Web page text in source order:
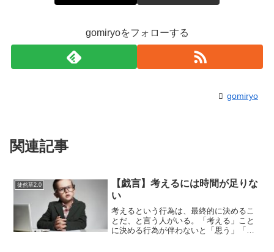
gomiryoをフォローする
gomiryo
関連記事
徒然草2.0
【戯言】考えるには時間が足りな
い
考えるという行為は、最終的に決めるこ
とだ、と言う人がいる。「考える」こと
に決める行為が伴わないと「思う」「想